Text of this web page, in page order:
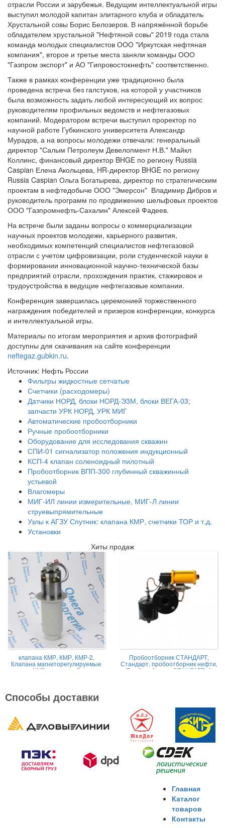
отрасли России и зарубежья. Ведущим интеллектуальной игры
выступил молодой капитан элитарного клуба и обладатель
Хрустальной совы Борис Белозеров. В напряжённой борьбе
обладателем хрустальной "Нефтяной совы" 2019 года стала
команда молодых специалистов ООО "Иркутская нефтяная
компания", второе и третье места заняли команды ООО
"Газпром экспорт" и АО "Гипровостокнефть" соответственно.
Также в рамках конференции уже традиционно была
проведена встреча без галстуков, на которой у участников
была возможность задать любой интересующий их вопрос
руководителям профильных ведомств и нефтегазовых
компаний. Модератором встречи выступил проректор по
научной работе Губкинского университета Александр
Мурадов, а на вопросы молодежи отвечали: генеральный
директор "Салым Петролеум Девелопмент Н.В." Майкл
Коллинс, финансовый директор BHGE по региону Russia
Caspian Елена Акольцева, HR-директор BHGE по региону
Russia Caspian Ольга Богатырева, директор по стратегическим
проектам в нефтедобыче ООО "Эмерсон" Владимир Дибров и
руководитель программ по продвижению шельфовых проектов
ООО "Газпромнефть-Сахалин" Алексей Фадеев.
На встрече были заданы вопросы о коммерциализации
научных проектов молодежи, карьерного развития,
необходимых компетенций специалистов нефтегазовой
отрасли с учетом цифровизации, роли студенческой науки в
формировании инновационной научно-технической базы
предприятий отрасли, прохождения практик, стажировок и
трудоустройства в ведущие нефтегазовые компании.
Конференция завершилась церемонией торжественного
награждения победителей и призеров конференции, конкурса
и интеллектуальной игры.
Материалы по итогам мероприятия и архив фотографий
доступны для скачивания на сайте конференции
neftegaz.gubkin.ru.
Источник: Нефть России
Фильтры жидкостные сетчатые
Счетчики (расходомеры)
Датчики НОРД, блоки НОРД-Э3М, блоки ВЕГА-03;
запчасти УРК НОРД, УРК МИГ
Автоматические пробоотборники
Ручные пробоотборники
Оборудование для исследования скважин
СПИ-01 сигнализатор положения индукционный
КСП-4 клапан соленоидный пилотный
Пробоотборник ВПП-300 глубинный скважинный
устьевой
Влагомеры
МИГ-ИЛ линии измерительные, МИГ-Л линии
струевыпрямительные
Узлы к АГЗУ Спутник: клапана КМР, счетчики ТОР и т.д.
Установки
Хиты продаж
клапана КМР, КМР, КМР-2,
Клапана магниторегулируемые
КМР жидкостной
Пробоотборник СТАНДАРТ,
Стандарт, пробоотборник нефти,
Пробоотборник СТАНДАРТ -А
Способы доставки
Главная
Каталог
товаров
Контакты